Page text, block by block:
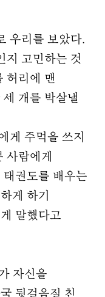
우리를 보았다.
지 고민하는 것
허리에 맨
개를 박살낼
게 주먹을 쓰지
사람에게
권도를 배우는
게 하기
말했다고
자신을